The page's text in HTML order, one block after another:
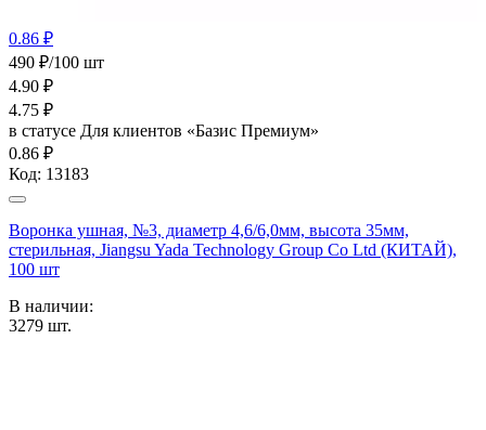
0.86 ₽
490 ₽/100 шт
4.90 ₽
4.75 ₽
в статусе Для клиентов «Базис Премиум»
0.86 ₽
Код: 13183
Воронка ушная, №3, диаметр 4,6/6,0мм, высота 35мм,
стерильная, Jiangsu Yada Technology Group Co Ltd (КИТАЙ),
100 шт
В наличии:
3279 шт.